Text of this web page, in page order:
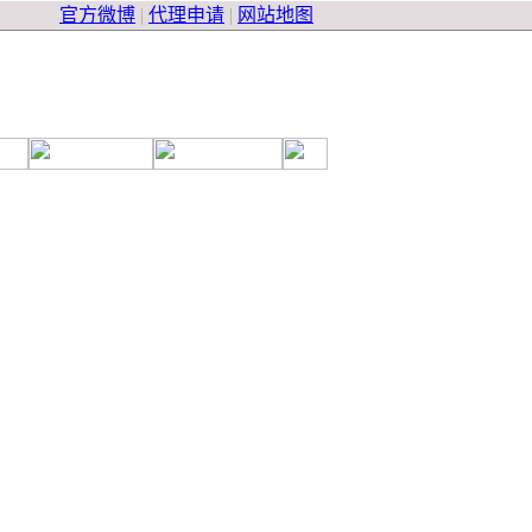
官方微博 | 代理申请 | 网站地图